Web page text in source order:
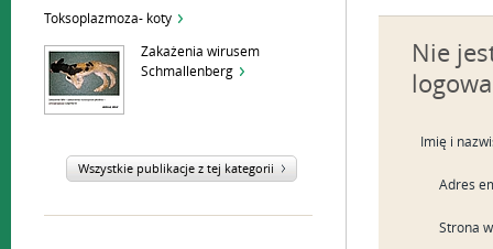
Toksoplazmoza- koty
Zakażenia wirusem
Schmallenberg
Wszystkie publikacje z tej kategorii
Nie
Imię i
Adres
Strona